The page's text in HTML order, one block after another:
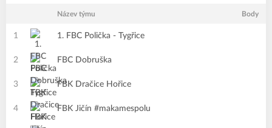
Název týmu Body
1 1. FBC Polička - Tygřice
2 FBC Dobruška
3 FBK Dračice Hořice
4 FBK Jičín #makamespolu